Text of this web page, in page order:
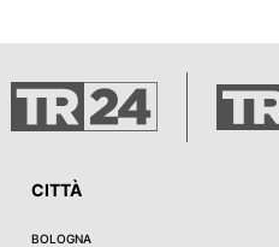
CITTÀ
BOLOGNA